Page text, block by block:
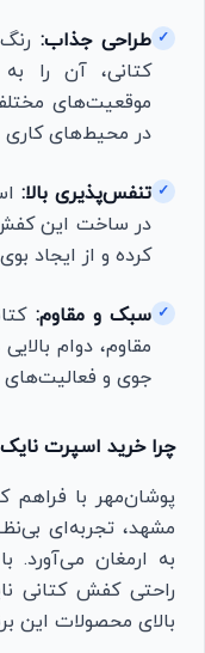
✓ طراحی جذاب:
کتانی، آن را
موقعیت‌های
در محیط‌های
✓ تنفس‌پذیری بالا:
در ساخت این
کرده و از ایجاد
✓ سبک و مقاوم:
مقاوم، دوام
جوی و فعالیت‌های
چرا خرید اسپرت
پوشان‌مهر با فراهم
مشهد، تجربه‌ای
به ارمغان می‌آورد.
راحتی کفش کتانی
بالای محصولات این